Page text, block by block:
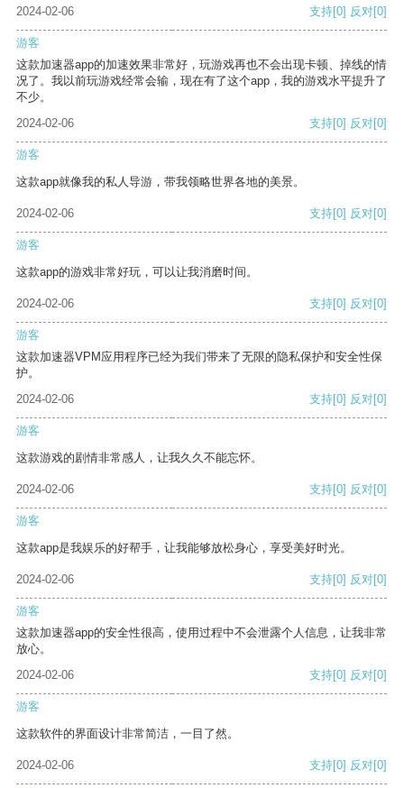
2024-02-06 支持[0] 反对[0]
游客
这款加速器app的加速效果非常好，玩游戏再也不会出现卡顿、掉线的情
况了。我以前玩游戏经常会输，现在有了这个app，我的游戏水平提升了
不少。
2024-02-06
支持[0] 反对[0]
游客
这款app就像我的私人导游，带我领略世界各地的美景。
2024-02-06 支持[0] 反对[0]
游客
这款app的游戏非常好玩，可以让我消磨时间。
2024-02-06 支持[0] 反对[0]
游客
这款加速器VPM应用程序已经为我们带来了无限的隐私保护和安全性保
护。
2024-02-06
支持[0] 反对[0]
游客
这款游戏的剧情非常感人，让我久久不能忘怀。
2024-02-06 支持[0] 反对[0]
游客
这款app是我娱乐的好帮手，让我能够放松身心，享受美好时光。
2024-02-06 支持[0] 反对[0]
游客
这款加速器app的安全性很高，使用过程中不会泄露个人信息，让我非常
放心。
2024-02-06
支持[0] 反对[0]
游客
这款软件的界面设计非常简洁，一目了然。
2024-02-06 支持[0] 反对[0]